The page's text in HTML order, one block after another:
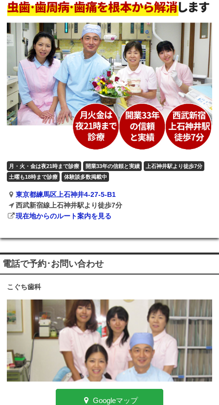
月・火・金は夜21時まで診療 開業33年の信頼と実績
上石神井駅より徒歩7分
土曜も18時まで診療
体験談多数掲載中
東京都練馬区上石神井4-27-5-B1
西武新宿線上石神井駅より徒歩7分
現在地からのルート案内を見る
電話で予約･お問い合わせ
こぐち歯科
Googleマップ